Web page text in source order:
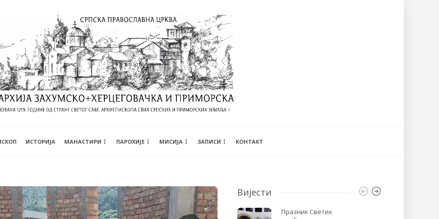
ИСТОРИЈА МАНАСТИРИ ПАРОХИЈЕ МИСИЈА ЗАПИСИ КОНТАКТ
Вијести
Празник Светих